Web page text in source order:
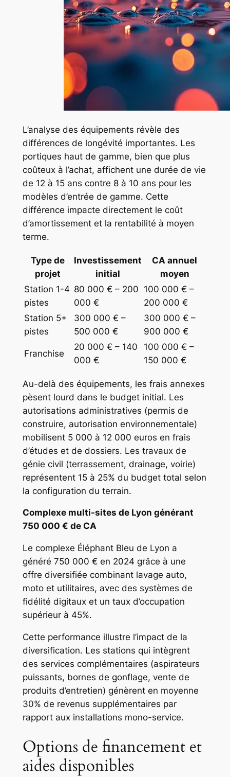
L’analyse des équipements révèle des
différences de longévité importantes. Les
portiques haut de gamme, bien que plus
coûteux à l’achat, affichent une durée de vie
de 12 à 15 ans contre 8 à 10 ans pour les
modèles d’entrée de gamme. Cette
différence impacte directement le coût
d’amortissement et la rentabilité à moyen
terme.
Type de
projet
Investissement
initial
CA annuel
moyen
Station 1-4
pistes
80 000 € – 200
000 €
100 000 € –
200 000 €
Station 5+
pistes
300 000 € –
500 000 €
300 000 € –
900 000 €
Franchise
20 000 € – 140
000 €
100 000 € –
150 000 €
Au-delà des équipements, les frais annexes
pèsent lourd dans le budget initial. Les
autorisations administratives (permis de
construire, autorisation environnementale)
mobilisent 5 000 à 12 000 euros en frais
d’études et de dossiers. Les travaux de
génie civil (terrassement, drainage, voirie)
représentent 15 à 25% du budget total selon
la configuration du terrain.
Complexe multi-sites de Lyon générant
750 000 € de CA
Le complexe Éléphant Bleu de Lyon a
généré 750 000 € en 2024 grâce à une
offre diversifiée combinant lavage auto,
moto et utilitaires, avec des systèmes de
fidélité digitaux et un taux d’occupation
supérieur à 45%.
Cette performance illustre l’impact de la
diversification. Les stations qui intègrent
des services complémentaires (aspirateurs
puissants, bornes de gonflage, vente de
produits d’entretien) génèrent en moyenne
30% de revenus supplémentaires par
rapport aux installations mono-service.
Options de financement et
aides disponibles